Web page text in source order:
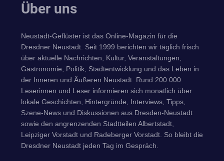
Über uns
Neustadt-Geflüster ist das Online-Magazin für die
Dresdner Neustadt. Seit 1999 berichten wir täglich frisch
über aktuelle Nachrichten, Kultur, Veranstaltungen,
Gastronomie, Politik, Stadtentwicklung und das Leben in
der Inneren und Äußeren Neustadt. Rund 200.000
Leserinnen und Leser informieren sich monatlich über
lokale Geschichten, Hintergründe, Interviews, Tipps,
Szene-News und Diskussionen aus Dresden-Neustadt
sowie den angrenzenden Stadtteilen Albertstadt,
Leipziger Vorstadt und Radeberger Vorstadt. So bleibt die
Dresdner Neustadt jeden Tag im Gespräch.